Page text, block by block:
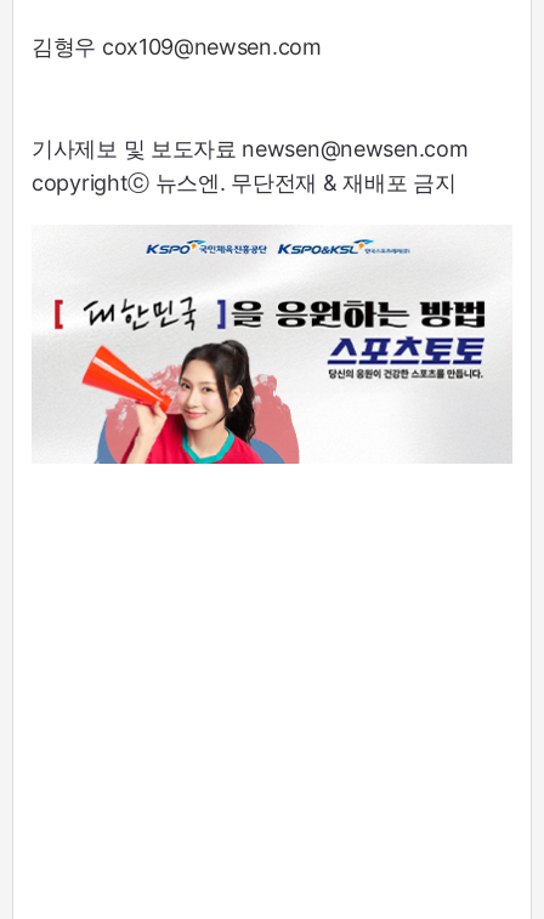
김형우 cox109@newsen.com
기사제보 및 보도자료 newsen@newsen.com
copyrightⓒ 뉴스엔. 무단전재 & 재배포 금지